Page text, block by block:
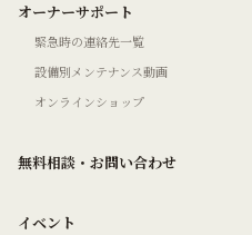
オーナーサポート
緊急時の連絡先一覧
設備別メンテナンス動画
オンラインショップ
無料相談・お問い合わせ
イベント